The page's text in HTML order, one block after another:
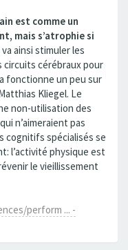
est comme un
mais s’atrophie si
ainsi stimuler les
circuits cérébraux pour
fonctionne un peu sur
Kliegel. Le
non-utilisation des
n’aimeraient pas
cognitifs spécialisés se
l’activité physique est
le vieillissement
perform ... -